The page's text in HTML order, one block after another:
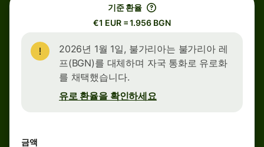
기준 환율
€1 EUR = 1.956 BGN
2026년 1월 1일, 불가리아는 불가리아 레
프(BGN)를 대체하며 자국 통화로 유로화
를 채택했습니다.
유로 환율을 확인하세요
금액